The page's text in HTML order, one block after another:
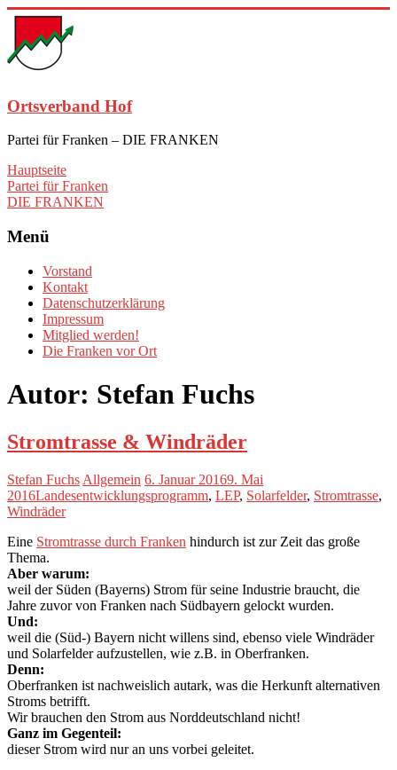
Zum
springen
Ortsverband Hof
Partei für Franken – DIE FRANKEN
Hauptseite
Partei für Franken
DIE FRANKEN
Menü
Vorstand
Kontakt
Datenschutzerklärung
Impressum
Mitglied werden!
Die Franken vor Ort
Autor: Stefan Fuchs
Stromtrasse & Windräder
Stefan Fuchs Allgemein 6. Januar 20169. Mai
2016Landesentwicklungsprogramm, LEP, Solarfelder, Stromtrasse,
Windräder
Eine Stromtrasse durch Franken hindurch ist zur Zeit das große
Thema.
Aber warum:
weil der Süden (Bayerns) Strom für seine Industrie braucht, die
Jahre zuvor von Franken nach Südbayern gelockt wurden.
Und:
weil die (Süd-) Bayern nicht willens sind, ebenso viele Windräder
und Solarfelder aufzustellen, wie z.B. in Oberfranken.
Denn:
Oberfranken ist nachweislich autark, was die Herkunft alternativen
Stroms betrifft.
Wir brauchen den Strom aus Norddeutschland nicht!
Ganz im Gegenteil:
dieser Strom wird nur an uns vorbei geleitet.